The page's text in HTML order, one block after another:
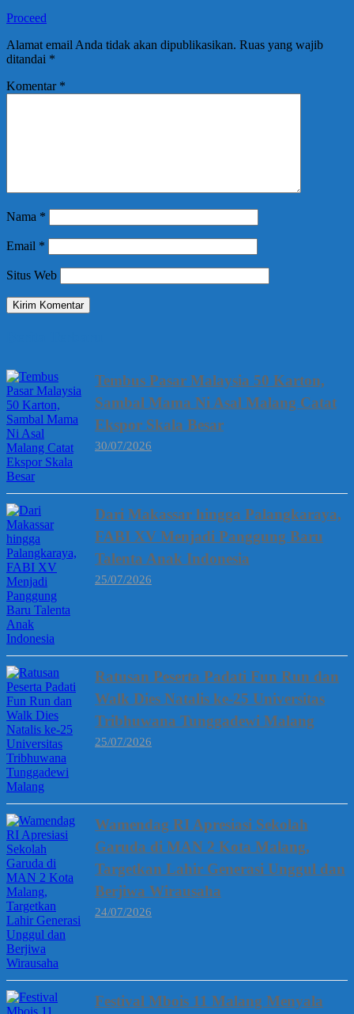
Proceed
Alamat email Anda tidak akan dipublikasikan. Ruas yang wajib
ditandai *
Komentar *
Nama *
Email *
Situs Web
Tembus Pasar Malaysia 50 Karton,
Sambal Mama Ni Asal Malang Catat
Ekspor Skala Besar
30/07/2026
Dari Makassar hingga Palangkaraya,
FABI XV Menjadi Panggung Baru
Talenta Anak Indonesia
25/07/2026
Ratusan Peserta Padati Fun Run dan
Walk Dies Natalis ke-25 Universitas
Tribhuwana Tunggadewi Malang
25/07/2026
Wamendag RI Apresiasi Sekolah
Garuda di MAN 2 Kota Malang,
Targetkan Lahir Generasi Unggul dan
Berjiwa Wirausaha
24/07/2026
Festival Mbois 11 Malang Menyala